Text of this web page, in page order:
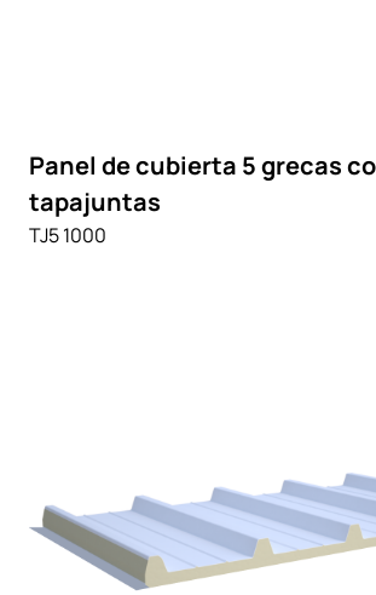
Panel de cubierta 5 grecas
tapajuntas
TJ5 1000